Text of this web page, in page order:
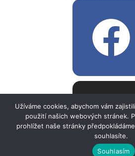
Užíváme cookies, abychom vám
použití našich webových stránek.
prohlížet naše stránky
souhlasíte.
Souhlasím